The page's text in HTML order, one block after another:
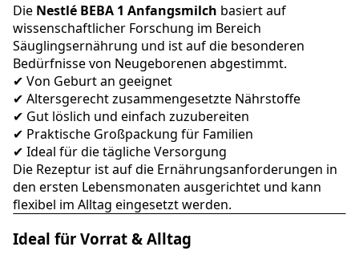
Die Nestlé BEBA 1 Anfangsmilch basiert auf
wissenschaftlicher Forschung im Bereich
Säuglingsernährung und ist auf die besonderen
Bedürfnisse von Neugeborenen abgestimmt.
✔ Von Geburt an geeignet
✔ Altersgerecht zusammengesetzte Nährstoffe
✔ Gut löslich und einfach zuzubereiten
✔ Praktische Großpackung für Familien
✔ Ideal für die tägliche Versorgung
Die Rezeptur ist auf die Ernährungsanforderungen in
den ersten Lebensmonaten ausgerichtet und kann
flexibel im Alltag eingesetzt werden.
Ideal für Vorrat & Alltag